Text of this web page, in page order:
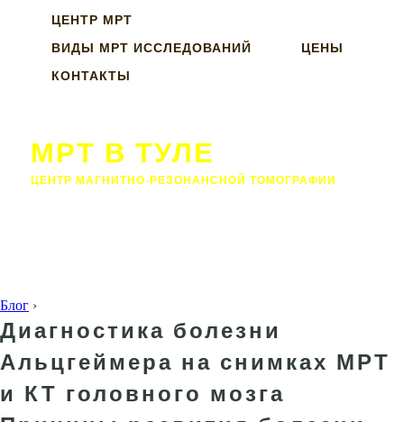
ЦЕНТР МРТ
ВИДЫ МРТ ИССЛЕДОВАНИЙ
ЦЕНЫ
КОНТАКТЫ
МРТ В ТУЛЕ
ЦЕНТР МАГНИТНО-РЕЗОНАНСНОЙ ТОМОГРАФИИ
Блог ›
Диагностика болезни
Альцгеймера на снимках МРТ
и КТ головного мозга